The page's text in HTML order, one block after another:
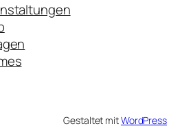
Gestaltet mitWordPress